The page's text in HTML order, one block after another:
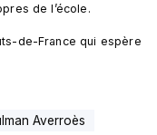
de l’école.
de-France qui espère
Averroès